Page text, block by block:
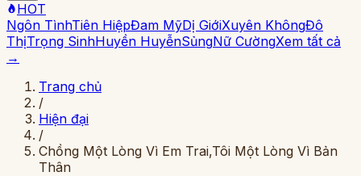
HOT
Ngôn TìnhTiên HiệpĐam MỹDị GiớiXuyên KhôngĐô
ThịTrọng SinhHuyền HuyễnSủngNữ CườngXem tất cả
→
Trang chủ
/
Hiện đại
/
Chồng Một Lòng Vì Em Trai,Tôi Một Lòng Vì Bản
Thân